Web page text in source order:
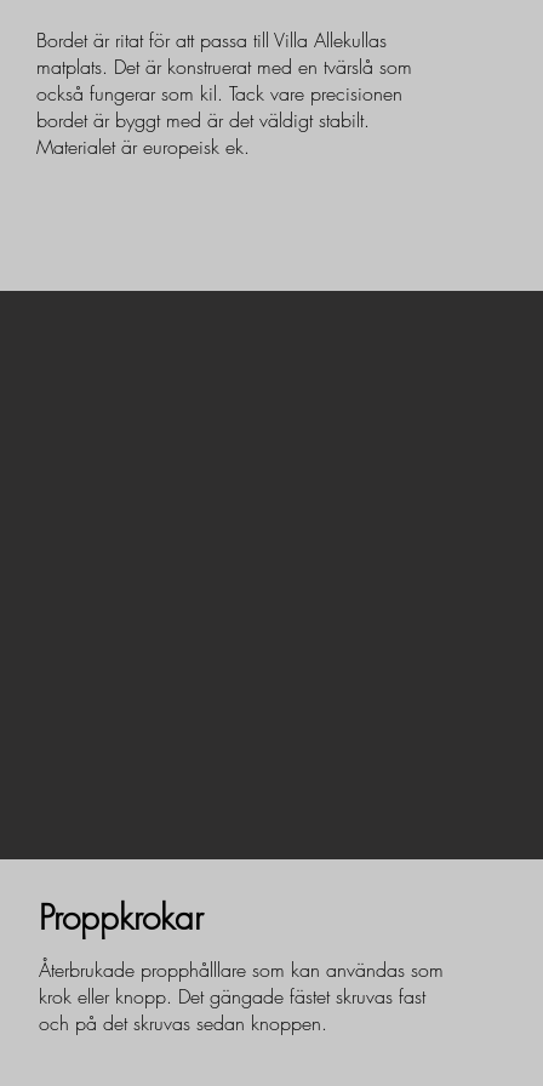
Bordet är ritat för att passa till Villa Allekullas
matplats. Det är konstruerat med en tvärslå som
också fungerar som kil. Tack vare precisionen
bordet är byggt med är det väldigt stabilt.
Materialet är europeisk ek.
Proppkrokar
Återbrukade propphålllare som kan användas som
krok eller knopp. Det gängade fästet skruvas fast
och på det skruvas sedan knoppen.